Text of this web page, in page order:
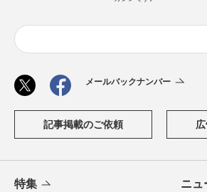
メールバックナンバー
記事掲載のご依頼
特集 ニュ